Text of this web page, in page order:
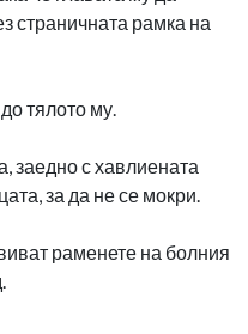
страничната рамка на
тялото му.
заедно с хавлиената
за да не се мокри.
раменете на болния